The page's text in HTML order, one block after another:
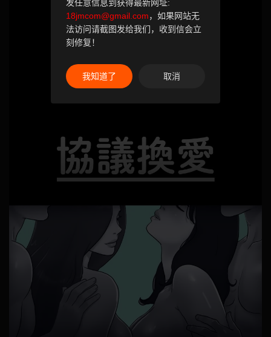
发任意信息到获得最新网址:
18jmcom@gmail.com，如果网站无
法访问请截图发给我们，收到信会立
刻修复！
我知道了 取消